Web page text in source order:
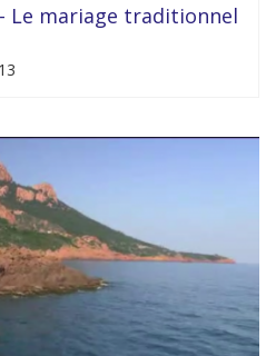
Le mariage traditionnel